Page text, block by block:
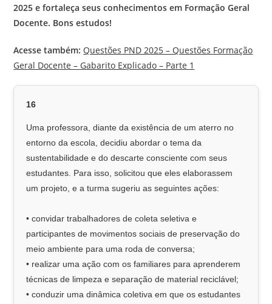
2025 e fortaleça seus conhecimentos em Formação Geral
Docente. Bons estudos!
Acesse também: Questões PND 2025 – Questões Formação
Geral Docente – Gabarito Explicado – Parte 1
16
Uma professora, diante da existência de um aterro no
entorno da escola, decidiu abordar o tema da
sustentabilidade e do descarte consciente com seus
estudantes. Para isso, solicitou que eles elaborassem
um projeto, e a turma sugeriu as seguintes ações:
• convidar trabalhadores de coleta seletiva e
participantes de movimentos sociais de preservação do
meio ambiente para uma roda de conversa;
• realizar uma ação com os familiares para aprenderem
técnicas de limpeza e separação de material reciclável;
• conduzir uma dinâmica coletiva em que os estudantes